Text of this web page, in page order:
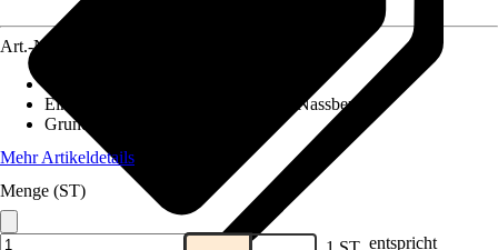
Art.-Nr.
Einsatzbereich
Feuchtraum, Innen, Nassbereich
Grundfarbe
Mehr Artikeldetails
Menge (ST)
entspricht